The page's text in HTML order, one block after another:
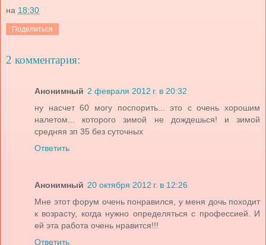
на 18:30
Поделиться
2 комментария:
Анонимный 2 февраля 2012 г. в 20:32
ну насчет 60 могу поспорить... это с очень хорошим
налетом... которого зимой не дождешься! и зимой
средняя зп 35 без суточных
Ответить
Анонимный 20 октября 2012 г. в 12:26
Мне этот форум очень понравился, у меня дочь походит
к возрасту, когда нужно определяться с профессией. И
ей эта работа очень нравится!!!
Ответить